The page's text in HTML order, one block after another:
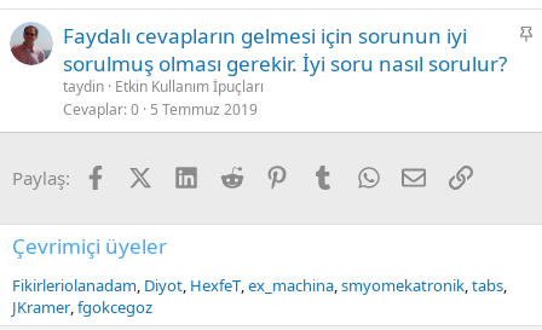
S
t
Faydalı cevapların gelmesi için sorunun iyi
sorulmuş olması gerekir. İyi soru nasıl sorulur?
taydin Etkin Kullanım İpuçları
Cevaplar 0 5 Temmuz 2019
Paylaş: FacebookX (Twitter)
LinkedIn
Reddit PinterestTumblrWhatsApp
E-postaLink
Çevrimiçi üyeler
Fikirleriolanadam Diyot HexfeT ex_machina smyomekatronik tabs
JKramer fgokcegoz